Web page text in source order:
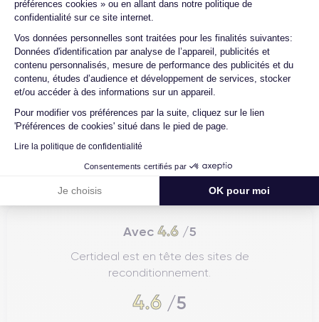
préférences cookies » ou en allant dans notre politique de
confidentialité sur ce site internet.
Vos données personnelles sont traitées pour les finalités suivantes:
Données d'identification par analyse de l’appareil, publicités et
contenu personnalisés, mesure de performance des publicités et du
contenu, études d’audience et développement de services, stocker
et/ou accéder à des informations sur un appareil.
Pour modifier vos préférences par la suite, cliquez sur le lien
'Préférences de cookies' situé dans le pied de page.
Lire la politique de confidentialité
Consentements certifiés par
Je choisis OK pour moi
Axeptio consent
Avec 4.6/5
Certideal est en tête des sites de
reconditionnement.
4.6 /5